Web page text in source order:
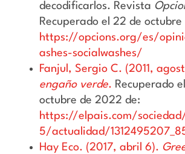
decodificarlos. Revista
Recuperado el 22 de
https://opcions.org/es/
ashes-socialwashes/
Fanjul, Sergio C. (2011,
engaño verde. Recuperado
octubre de 2022 de:
https://elpais.com/
5/actualidad/
Hay Eco. (2017, abril 6).